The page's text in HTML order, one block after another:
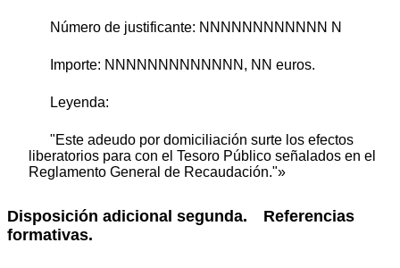
Número de justificante: NNNNNNNNNNNN N
Importe: NNNNNNNNNNNNN, NN euros.
Leyenda:
"Este adeudo por domiciliación surte los efectos
liberatorios para con el Tesoro Público señalados en el
Reglamento General de Recaudación."»
Disposición adicional segunda. Referencias
formativas.